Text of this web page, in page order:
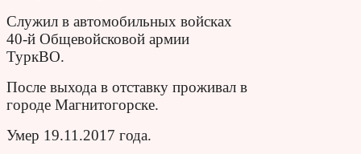
Служил в автомобильных войсках
40-й Общевойсковой армии
ТуркВО.
После выхода в отставку проживал в
городе Магнитогорске.
Умер 19.11.2017 года.